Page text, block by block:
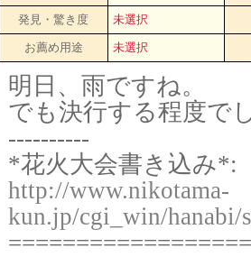
発見・驚き度 未選択
お薦め用途 未選択
明日、雨ですね。
でも決行する程度で
----------
*花火大会書き込み*:
http://www.nikotama-
kun.jp/cgi_win/hanabi/